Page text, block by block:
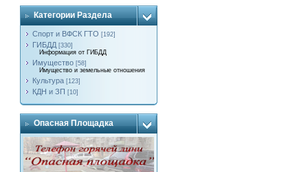
Категории Раздела
Спорт и ВФСК ГТО [192]
ГИБДД [330]
Информация от ГИБДД
Имущество [58]
Имущество и земельные отношения
Культура [123]
КДН и ЗП [10]
Опасная Площадка